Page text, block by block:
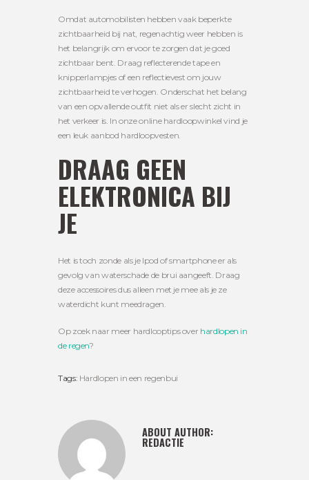
Omdat automobilisten hebben vaak beperkte
zichtbaarheid bij nat, regenachtig weer hebben is
het belangrijk om ervoor te zorgen dat je goed
zichtbaar bent. Draag reflecterende tape en
knipperlampjes of een reflectievest om jouw
zichtbaarheid te verhogen. Onderschat het belang
van een opvallende outfit niet als er slecht zicht in
het verkeer is. In onze online hardloopwinkel vind je
een leuk aanbod hardloopvesten.
DRAAG GEEN
ELEKTRONICA BIJ
JE
Het is toch zonde als je Ipod of smartphone er als
gevolg van waterschade de brui aangeeft. Draag
deze accessoires dus alleen met je mee als je ze
waterdicht kunt meedragen.
Op zoek naar meer hardlooptips over hardlopen in
de regen?
Tags: Hardlopen in een regenbui
ABOUT AUTHOR:
REDACTIE